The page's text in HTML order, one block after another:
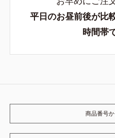
平日のお昼前後が比
時間帯
商品番号